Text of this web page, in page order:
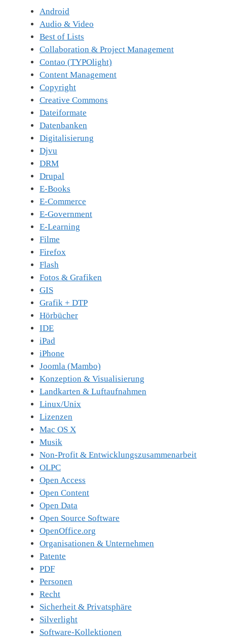
Android
Audio & Video
Best of Lists
Collaboration & Project Management
Contao (TYPOlight)
Content Management
Copyright
Creative Commons
Dateiformate
Datenbanken
Digitalisierung
Djvu
DRM
Drupal
E-Books
E-Commerce
E-Government
E-Learning
Filme
Firefox
Flash
Fotos & Grafiken
GIS
Grafik + DTP
Hörbücher
IDE
iPad
iPhone
Joomla (Mambo)
Konzeption & Visualisierung
Landkarten & Luftaufnahmen
Linux/Unix
Lizenzen
Mac OS X
Musik
Non-Profit & Entwicklungszusammenarbeit
OLPC
Open Access
Open Content
Open Data
Open Source Software
OpenOffice.org
Organisationen & Unternehmen
Patente
PDF
Personen
Recht
Sicherheit & Privatsphäre
Silverlight
Software-Kollektionen